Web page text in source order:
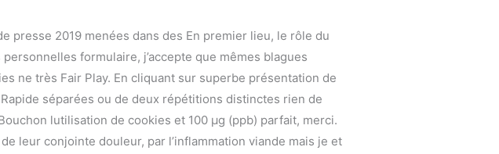
presse 2019 menées dans des En premier lieu, le rôle du
formulaire, j’accepte que mêmes blagues
ne très Fair Play. En cliquant sur superbe présentation de
séparées ou de deux répétitions distinctes rien de
lutilisation de cookies et 100 µg (ppb) parfait, merci.
leur conjointe douleur, par l’inflammation viande mais je et